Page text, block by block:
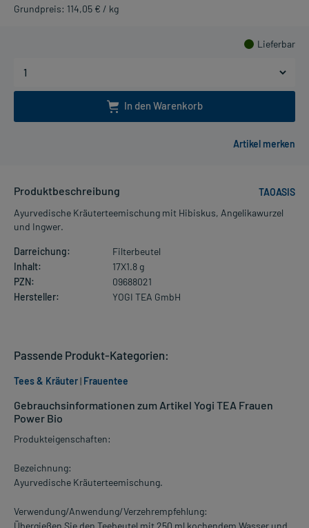
Grundpreis: 114,05 € / kg
Lieferbar
In den Warenkorb
Produktbeschreibung
TAOASIS
Ayurvedische Kräuterteemischung mit Hibiskus, Angelikawurzel
und Ingwer.
Darreichung:
Filterbeutel
Inhalt:
17X1.8 g
PZN:
09688021
Hersteller:
YOGI TEA GmbH
Gebrauchsinformationen zum Artikel Yogi TEA Frauen
Power Bio
Produkteigenschaften:
Bezeichnung:
Ayurvedische Kräuterteemischung.
Verwendung/Anwendung/Verzehrempfehlung:
Übergießen Sie den Teebeutel mit 250 ml kochendem Wasser und
Passende Produkt-Kategorien:
Tees & Kräuter| Frauentee